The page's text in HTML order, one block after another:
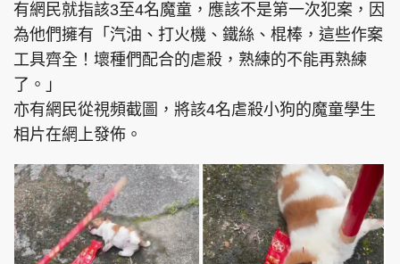
有網民就指該3至4名魔童，應該不是第一次犯案，因
為他們擁有「汽油、打火機、鐵絲、棍棒，這些作案
工具齊全！壞種們配合的虐殺，熟練的不能再熟練
了。」
亦有網民從視頻截圖，將該4名虐殺小狗的魔童學生
相片在網上發佈。